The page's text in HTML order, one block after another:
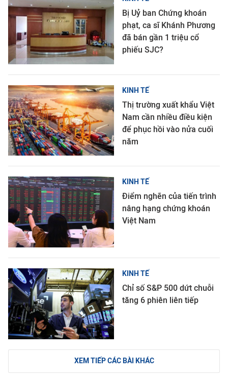
Bị Uỷ ban Chứng khoán
phạt, ca sĩ Khánh Phương
đã bán gần 1 triệu cổ
phiếu SJC?
KINH TẾ
Thị trường xuất khẩu Việt
Nam cần nhiều điều kiện
để phục hồi vào nửa cuối
năm
KINH TẾ
Điểm nghẽn của tiến trình
nâng hạng chứng khoán
Việt Nam
KINH TẾ
Chỉ số S&P 500 dứt chuỗi
tăng 6 phiên liên tiếp
XEM TIẾP CÁC BÀI KHÁC